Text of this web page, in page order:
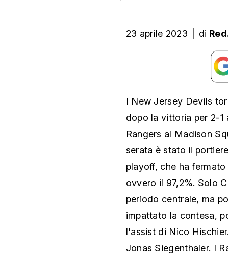
23 aprile 2023 di
I New Jersey Devils
dopo la vittoria per 2-1
Rangers al Madison
serata è stato il
playoff, che ha
ovvero il 97,2%. Solo
periodo centrale, ma
impattato la contesa,
l'assist di Nico
Jonas Siegenthaler. I